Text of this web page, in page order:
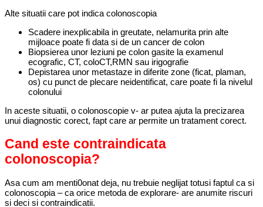
Alte situatii care pot indica colonoscopia
Scadere inexplicabila in greutate, nelamurita prin alte
mijloace poate fi data si de un cancer de colon
Biopsierea unor leziuni pe colon gasite la examenul
ecografic, CT, coloCT,RMN sau irigografie
Depistarea unor metastaze in diferite zone (ficat, plaman,
os) cu punct de plecare neidentificat, care poate fi la nivelul
colonului
In aceste situatii, o colonoscopie v- ar putea ajuta la precizarea
unui diagnostic corect, fapt care ar permite un tratament corect.
Cand este contraindicata
colonoscopia?
Asa cum am menti0onat deja, nu trebuie neglijat totusi faptul ca si
colonoscopia – ca orice metoda de explorare- are anumite riscuri
si deci si contraindicatii.